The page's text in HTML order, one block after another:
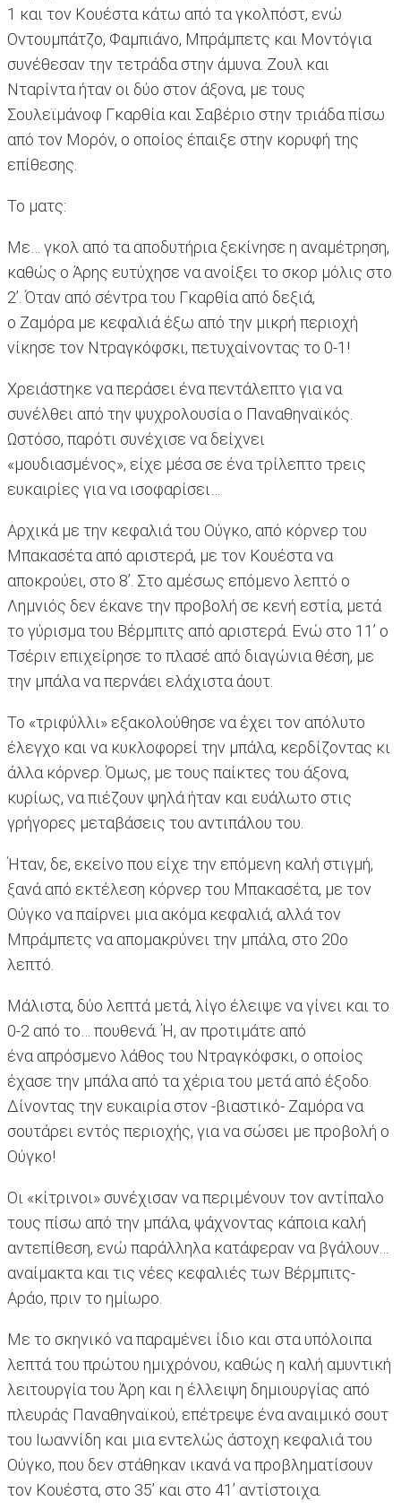
1 και τον Κουέστα κάτω από τα γκολπόστ, ενώ
Οντουμπάτζο, Φαμπιάνο, Μπράμπετς και Μοντόγια
συνέθεσαν την τετράδα στην άμυνα. Ζουλ και
Νταρίντα ήταν οι δύο στον άξονα, με τους
Σουλεϊμάνοφ Γκαρθία και Σαβέριο στην τριάδα πίσω
από τον Μορόν, ο οποίος έπαιξε στην κορυφή της
επίθεσης.
Το ματς:
Με… γκολ από τα αποδυτήρια ξεκίνησε η αναμέτρηση,
καθώς ο Άρης ευτύχησε να ανοίξει το σκορ μόλις στο
2’. Όταν από σέντρα του Γκαρθία από δεξιά,
ο Ζαμόρα με κεφαλιά έξω από την μικρή περιοχή
νίκησε τον Ντραγκόφσκι, πετυχαίνοντας το 0-1!
Χρειάστηκε να περάσει ένα πεντάλεπτο για να
συνέλθει από την ψυχρολουσία ο Παναθηναϊκός.
Ωστόσο, παρότι συνέχισε να δείχνει
«μουδιασμένος», είχε μέσα σε ένα τρίλεπτο τρεις
ευκαιρίες για να ισοφαρίσει…
Αρχικά με την κεφαλιά του Ούγκο, από κόρνερ του
Μπακασέτα από αριστερά, με τον Κουέστα να
αποκρούει, στο 8’. Στο αμέσως επόμενο λεπτό ο
Λημνιός δεν έκανε την προβολή σε κενή εστία, μετά
το γύρισμα του Βέρμπιτς από αριστερά. Ενώ στο 11’ ο
Τσέριν επιχείρησε το πλασέ από διαγώνια θέση, με
την μπάλα να περνάει ελάχιστα άουτ.
Το «τριφύλλι» εξακολούθησε να έχει τον απόλυτο
έλεγχο και να κυκλοφορεί την μπάλα, κερδίζοντας κι
άλλα κόρνερ. Όμως, με τους παίκτες του άξονα,
κυρίως, να πιέζουν ψηλά ήταν και ευάλωτο στις
γρήγορες μεταβάσεις του αντιπάλου του.
Ήταν, δε, εκείνο που είχε την επόμενη καλή στιγμή,
ξανά από εκτέλεση κόρνερ του Μπακασέτα, με τον
Ούγκο να παίρνει μια ακόμα κεφαλιά, αλλά τον
Μπράμπετς να απομακρύνει την μπάλα, στο 20ο
λεπτό.
Μάλιστα, δύο λεπτά μετά, λίγο έλειψε να γίνει και το
0-2 από το… πουθενά. Ή, αν προτιμάτε από
ένα απρόσμενο λάθος του Ντραγκόφσκι, ο οποίος
έχασε την μπάλα από τα χέρια του μετά από έξοδο.
Δίνοντας την ευκαιρία στον -βιαστικό- Ζαμόρα να
σουτάρει εντός περιοχής, για να σώσει με προβολή ο
Ούγκο!
Οι «κίτρινοι» συνέχισαν να περιμένουν τον αντίπαλο
τους πίσω από την μπάλα, ψάχνοντας κάποια καλή
αντεπίθεση, ενώ παράλληλα κατάφεραν να βγάλουν…
αναίμακτα και τις νέες κεφαλιές των Βέρμπιτς-
Αράο, πριν το ημίωρο.
Με το σκηνικό να παραμένει ίδιο και στα υπόλοιπα
λεπτά του πρώτου ημιχρόνου, καθώς η καλή αμυντική
λειτουργία του Άρη και η έλλειψη δημιουργίας από
πλευράς Παναθηναϊκού, επέτρεψε ένα αναιμικό σουτ
του Ιωαννίδη και μια εντελώς άστοχη κεφαλιά του
Ούγκο, που δεν στάθηκαν ικανά να προβληματίσουν
τον Κουέστα, στο 35’ και στο 41’ αντίστοιχα.